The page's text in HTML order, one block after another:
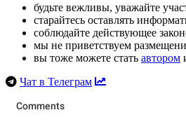
будьте вежливы, уважайте
старайтесь оставлять
соблюдайте действующее
мы не приветствуем
вы тоже можете стать автором
Чат в Телеграм